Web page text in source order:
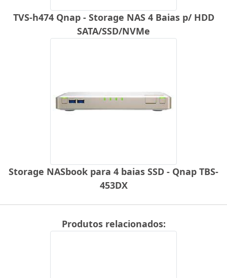
TVS-h474 Qnap - Storage NAS 4 Baias p/ HDD
SATA/SSD/NVMe
Storage NASbook para 4 baias SSD - Qnap TBS-
453DX
Produtos relacionados: